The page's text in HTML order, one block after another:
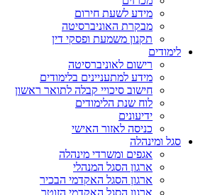
מידע לשעת חירום
מבקרת האוניברסיטה
תקנון משמעת ופסקי דין
לימודים
רישום לאוניברסיטה
מידע למתעניינים בלימודים
חישוב סיכויי קבלה לתואר ראשון
לוח שנת הלימודים
ידיעונים
כניסה לאזור האישי
סגל ומינהלה
אגפים ומשרדי מינהלה
ארגון הסגל המנהלי
ארגון הסגל האקדמי הבכיר